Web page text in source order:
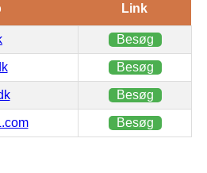
Link
Besøg
Besøg
Besøg
Besøg